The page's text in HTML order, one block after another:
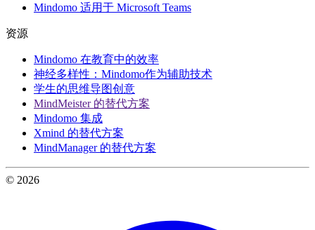
Mindomo 适用于 Microsoft Teams
资源
Mindomo 在教育中的效率
神经多样性：Mindomo作为辅助技术
学生的思维导图创意
MindMeister 的替代方案
Mindomo 集成
Xmind 的替代方案
MindManager 的替代方案
© 2026